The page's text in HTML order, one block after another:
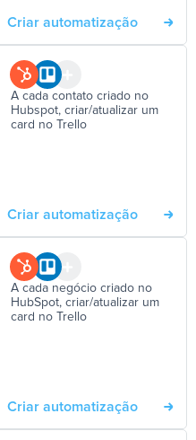
Criar automatização
A cada contato criado no
Hubspot, criar/atualizar um
card no Trello
Criar automatização
A cada negócio criado no
HubSpot, criar/atualizar um
card no Trello
Criar automatização